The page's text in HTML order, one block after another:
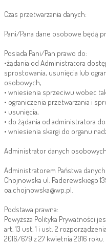
Czas przetwarzania danych:
Pani/Pana dane osobowe będą
Posiada Pani/Pan prawo do:
•żądania od Administratora
sprostowania, usunięcia lub
osobowych,
• wniesienia sprzeciwu wobec
• ograniczenia przetwarzania i
• usunięcia,
• do żądania od administratora
• wniesienia skargi do organu
Administrator danych
Administratorem Państwa
Chojnowska ul. Paderewskiego
oa.chojnowska@wp.pl.
Podstawa prawna:
Powyższa Polityka Prywatności
art. 13 ust. 1 i ust. 2
2016/679 z 27 kwietnia 2016 roku.